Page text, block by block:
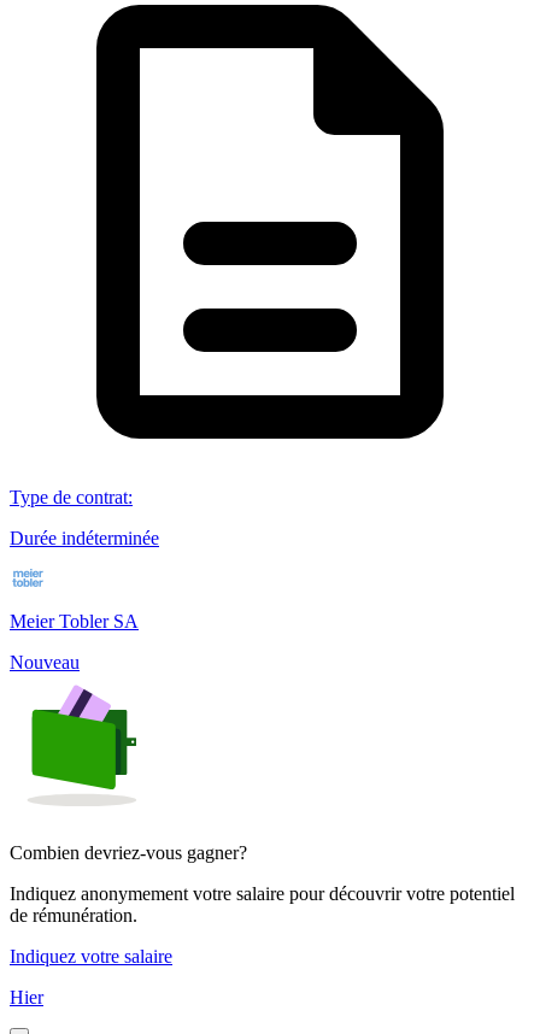
Type de contrat:
Durée indéterminée
Meier Tobler SA
Nouveau
Combien devriez-vous gagner?
Indiquez anonymement votre salaire pour découvrir votre potentiel
de rémunération.
Indiquez votre salaire
Hier